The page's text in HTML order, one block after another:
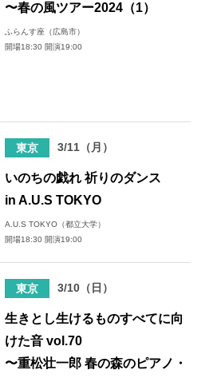
〜春の風ツアー2024（1）
ふらんす座（広島市）
開場18:30 開演19:00
東京 3/11（月）
いのちの戯れ 祈りのダンス
in A.U.S TOKYO
A.U.S TOKYO（都立大学）
開場18:30 開演19:00
東京 3/10（日）
生きとし生けるものすべてに向
けた音 vol.70
〜重松壮一郎 春の森のピアノ・